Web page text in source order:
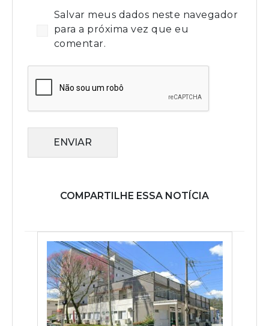
Salvar meus dados neste navegador
para a próxima vez que eu
comentar.
ENVIAR
COMPARTILHE ESSA NOTÍCIA